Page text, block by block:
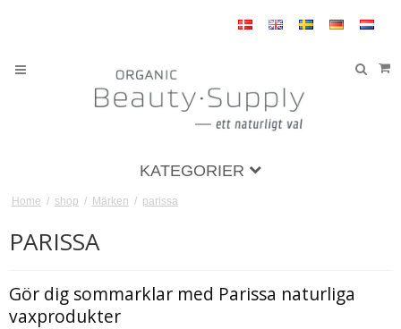
KATEGORIER
Home / shop / Märken / parissa
PARISSA
Gör dig sommarklar med Parissa naturliga
vaxprodukter